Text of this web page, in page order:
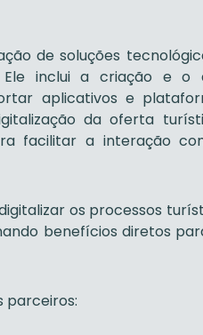
de soluções
inclui a criação e o
aplicativos e
da oferta
facilitar a interação
os processos
benefícios diretos
parceiros: